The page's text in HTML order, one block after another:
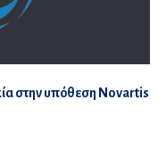
στην υπόθεση Novartis